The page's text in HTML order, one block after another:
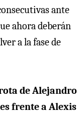
ante
ahora deberán
a la fase de
de Alejandro
frente a Alexis